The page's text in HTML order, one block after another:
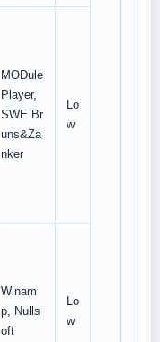
MODule
Player,
SWE Br
uns&Za
nker
Lo
w
Winam
p, Nulls
oft
Lo
w